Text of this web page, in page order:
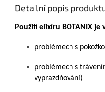
Detailní popis
Použití elixíru BOTANIX
problémech s
problémech s
vyprazdňování)